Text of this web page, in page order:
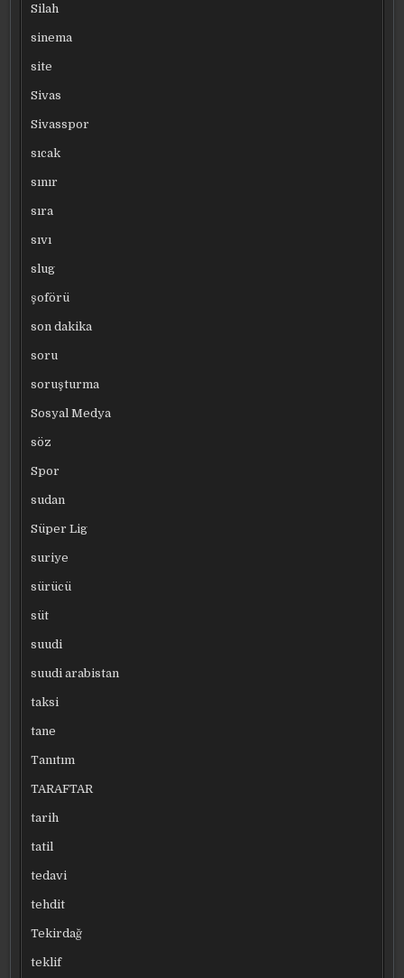
Silah
sinema
site
Sivas
Sivasspor
sıcak
sınır
sıra
sıvı
slug
şoförü
son dakika
soru
soruşturma
Sosyal Medya
söz
Spor
sudan
Süper Lig
suriye
sürücü
süt
suudi
suudi arabistan
taksi
tane
Tanıtım
TARAFTAR
tarih
tatil
tedavi
tehdit
Tekirdağ
teklif